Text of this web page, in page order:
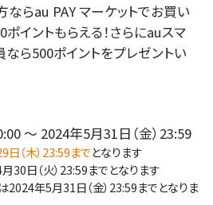
ならau PAY マーケットでお買い
イントもらえる！さらにauスマ
ら500ポイントをプレゼントい
～ 2024年5月31日（金）23:59
（木）23:59までとなります
30日（火）23:59までとなります